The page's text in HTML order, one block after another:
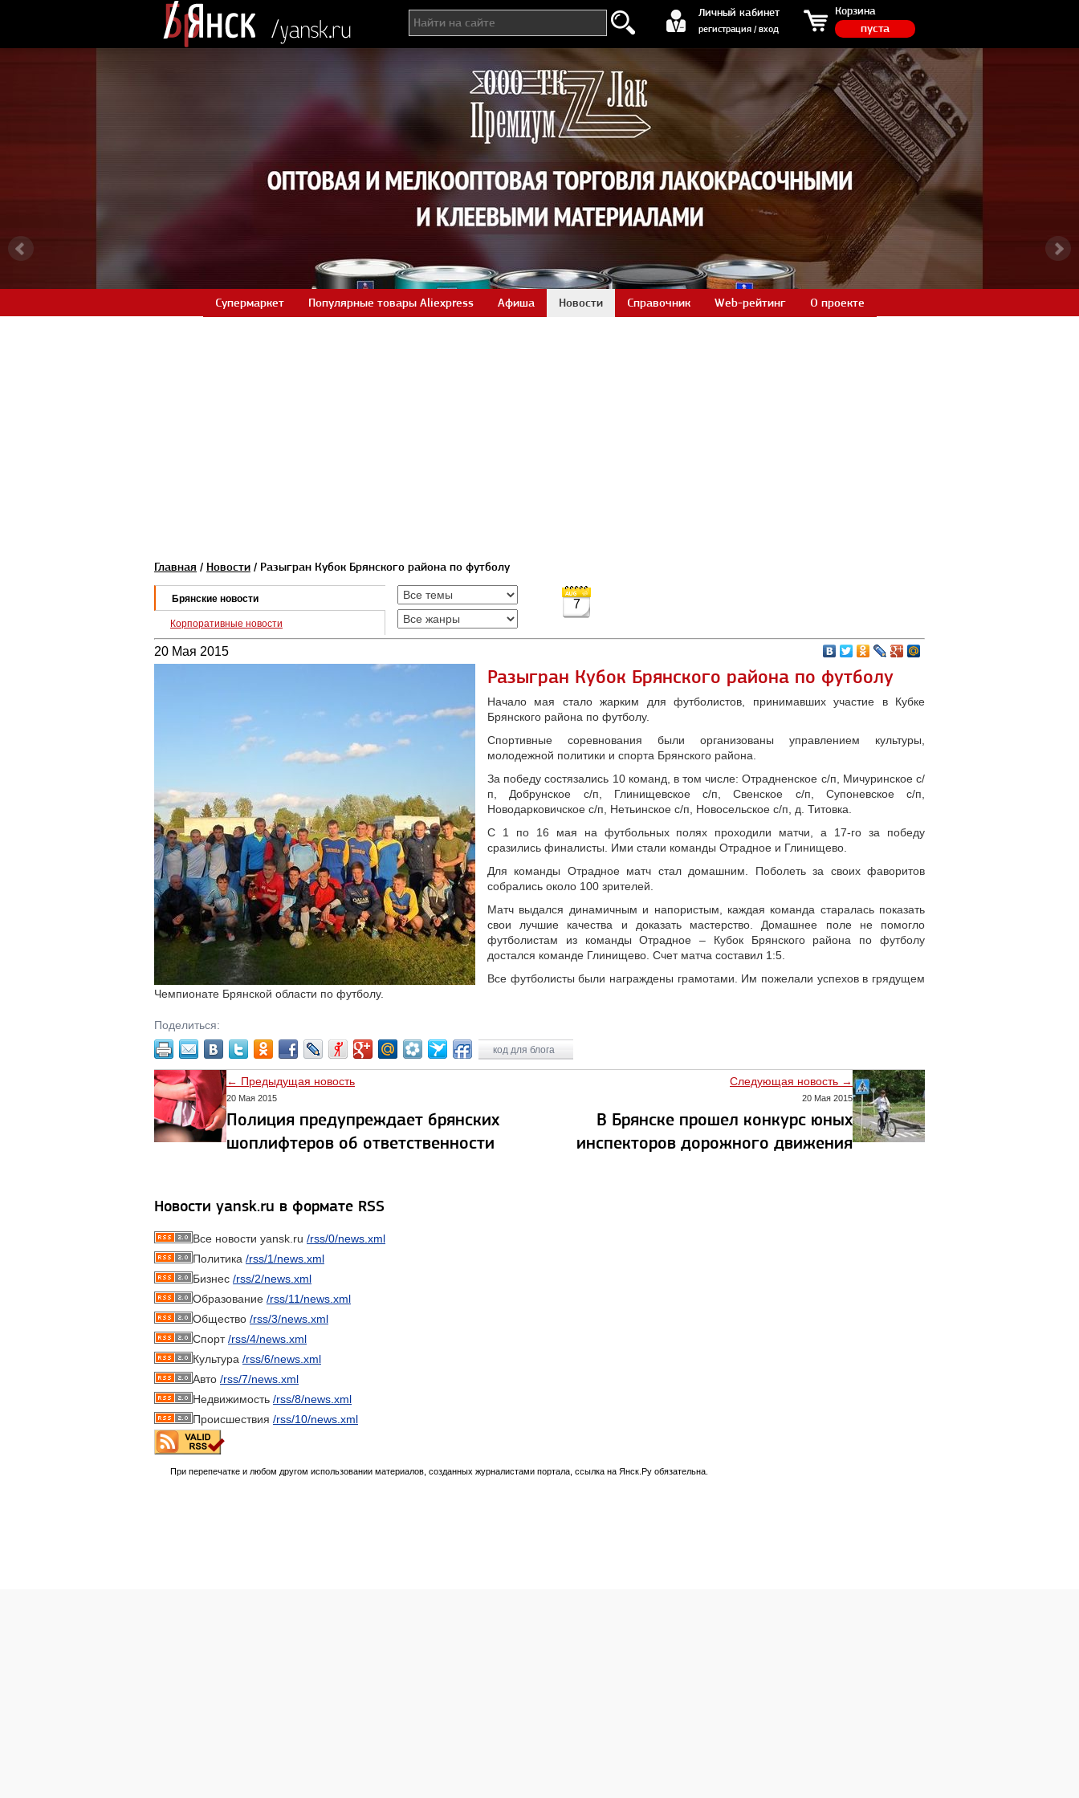
Личный кабинет
регистрация / вход
регистрация / вход Корзина
пуста
Супермаркет Популярные товары Aliexpress Афиша Новости Справочник Web-рейтинг О проекте
Главная / Новости / Разыгран Кубок Брянского района по футболу
Брянские новости
Корпоративные новости
7
20 Мая 2015
Разыгран Кубок Брянского района по футболу
Начало мая стало жарким для футболистов, принимавших участие в Кубке
Брянского района по футболу.
Спортивные соревнования были организованы управлением культуры,
молодежной политики и спорта Брянского района.
За победу состязались 10 команд, в том числе: Отрадненское с/п, Мичуринское с/
п, Добрунское с/п, Глинищевское с/п, Свенское с/п, Супоневское с/п,
Новодарковичское с/п, Нетьинское с/п, Новосельское с/п, д. Титовка.
С 1 по 16 мая на футбольных полях проходили матчи, а 17-го за победу
сразились финалисты. Ими стали команды Отрадное и Глинищево.
Для команды Отрадное матч стал домашним. Поболеть за своих фаворитов
собрались около 100 зрителей.
Матч выдался динамичным и напористым, каждая команда старалась показать
свои лучшие качества и доказать мастерство. Домашнее поле не помогло
футболистам из команды Отрадное – Кубок Брянского района по футболу
достался команде Глинищево. Счет матча составил 1:5.
Все футболисты были награждены грамотами. Им пожелали успехов в грядущем
Чемпионате Брянской области по футболу.
Поделиться:
код для блога
← Предыдущая новость
20 Мая 2015
Полиция предупреждает брянских
шоплифтеров об ответственности
Следующая новость →
20 Мая 2015
В Брянске прошел конкурс юных
инспекторов дорожного движения
Новости yansk.ru в формате RSS
Все новости yansk.ru /rss/0/news.xml
Политика /rss/1/news.xml
Бизнес /rss/2/news.xml
Образование /rss/11/news.xml
Общество /rss/3/news.xml
Спорт/rss/4/news.xml
Культура /rss/6/news.xml
Авто /rss/7/news.xml
Недвижимость /rss/8/news.xml
Происшествия /rss/10/news.xml
При перепечатке и любом другом использовании материалов, созданных журналистами портала, ссылка на Янск.Ру обязательна.